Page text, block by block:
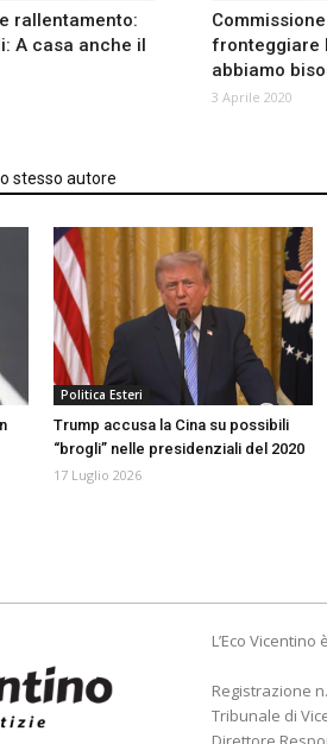
rallentamento:
A casa anche il
fronteggiare
abbiamo
3 Aprile 2020
stesso autore
Politica Esteri
Trump accusa la Cina su possibili
“brogli” nelle presidenziali del 2020
17 Luglio 2026
L’Eco
Registrazione
Tribunale di